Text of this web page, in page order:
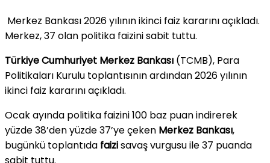
Merkez Bankası 2026 yılının ikinci faiz kararını açıkladı.
Merkez, 37 olan politika faizini sabit tuttu.
Türkiye Cumhuriyet Merkez Bankası (TCMB), Para
Politikaları Kurulu toplantısının ardından 2026 yılının
ikinci faiz kararını açıkladı.
Ocak ayında politika faizini 100 baz puan indirerek
yüzde 38’den yüzde 37’ye çeken Merkez Bankası,
bugünkü toplantıda faizisavaş vurgusu ile 37 puanda